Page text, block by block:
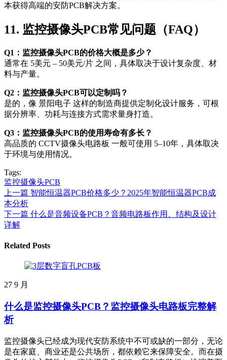
本获得高端的安防PCB解决方案。
11. 监控摄像头PCB常见问题（FAQ）
Q1：监控摄像头PCB的价格大概是多少？
通常在 5美元 – 50美元/片 之间，具体取决于设计复杂度、材
料与产量。
Q2：监控摄像头PCB可以定制吗？
是的，像 景阳电子 这样的制造商提供定制化设计服务，可根
据分辨率、功耗与连接方式需求量身打造。
Q3：监控摄像头PCB的使用寿命有多长？
高品质的 CCTV摄像头电路板 一般可使用 5–10年，具体取决
于环境与使用情况。
Tags:
监控摄像头PCB
上一篇 智能恒温器PCB价格多少？2025年智能恒温器PCB成
本分析
下一篇 什么是音频设备PCB？音频电路板作用、结构及设计
详解
Related Posts
27 9 月
什么是监控摄像头PCB？监控摄像头电路板完整解
析
监控摄像头已经成为现代安防系统中不可或缺的一部分，无论
是在家庭、商业还是公共场所，都依赖它来保障安全。而在摄